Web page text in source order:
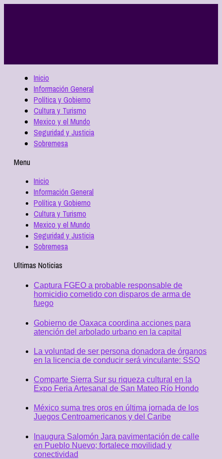
Inicio
Información General
Política y Gobierno
Cultura y Turismo
Mexico y el Mundo
Seguridad y Justicia
Sobremesa
Menu
Inicio
Información General
Política y Gobierno
Cultura y Turismo
Mexico y el Mundo
Seguridad y Justicia
Sobremesa
Ultimas Noticias
Captura FGEO a probable responsable de
homicidio cometido con disparos de arma de
fuego
Gobierno de Oaxaca coordina acciones para
atención del arbolado urbano en la capital
La voluntad de ser persona donadora de órganos
en la licencia de conducir será vinculante: SSO
Comparte Sierra Sur su riqueza cultural en la
Expo Feria Artesanal de San Mateo Río Hondo
México suma tres oros en última jornada de los
Juegos Centroamericanos y del Caribe
Inaugura Salomón Jara pavimentación de calle
en Pueblo Nuevo; fortalece movilidad y
conectividad